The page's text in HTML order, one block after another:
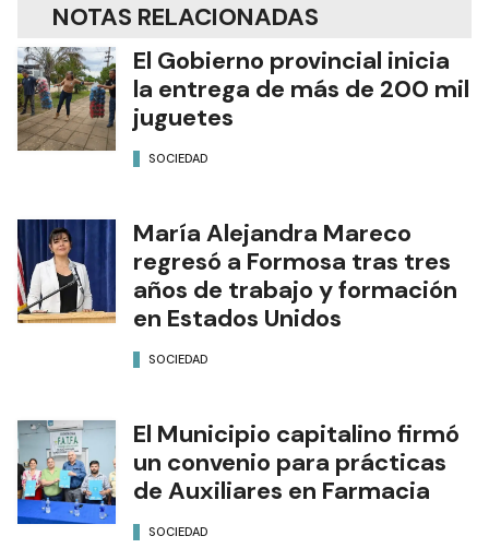
NOTAS RELACIONADAS
El Gobierno provincial inicia
la entrega de más de 200 mil
juguetes
SOCIEDAD
María Alejandra Mareco
regresó a Formosa tras tres
años de trabajo y formación
en Estados Unidos
SOCIEDAD
El Municipio capitalino firmó
un convenio para prácticas
de Auxiliares en Farmacia
SOCIEDAD